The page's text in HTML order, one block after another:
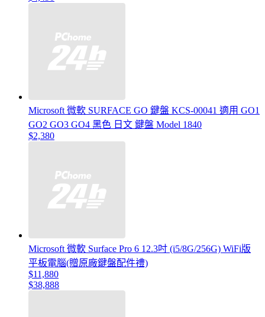
Microsoft 微軟 SURFACE GO 鍵盤 KCS-00041 適用 GO1
GO2 GO3 GO4 黑色 日文 鍵盤 Model 1840
$2,380
Microsoft 微軟 Surface Pro 6 12.3吋 (i5/8G/256G) WiFi版
平板電腦(贈原廠鍵盤配件禮)
$11,880
$38,888